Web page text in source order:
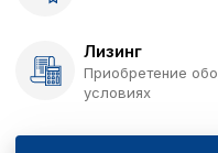
Лизинг
Приобретение
условиях